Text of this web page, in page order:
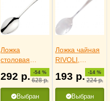
Ложка
столовая
Eternum
3110124
292 р. -54 %
628р.
Выбран
Ложка чайная
RIVOLI,
3110432
193 р. -14 %
224р.
Выбран